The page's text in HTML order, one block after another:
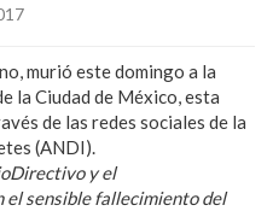
murió este domingo a la
la Ciudad de México, esta
de las redes sociales de la
(ANDI).
y el
el sensible fallecimiento del